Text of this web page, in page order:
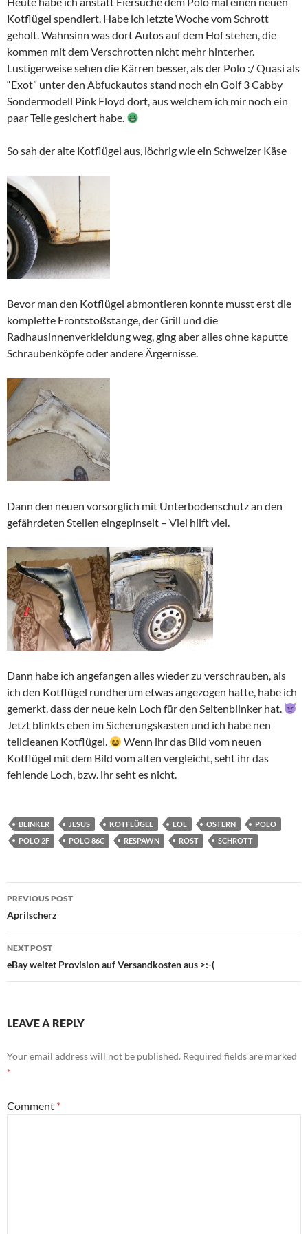
Kotflügel spendiert. Habe ich letzte Woche vom Schrott
geholt. Wahnsinn was dort Autos auf dem Hof stehen, die
kommen mit dem Verschrotten nicht mehr hinterher.
Lustigerweise sehen die Kärren besser, als der Polo :/ Quasi als
“Exot” unter den Abfuckautos stand noch ein Golf 3 Cabby
Sondermodell Pink Floyd dort, aus welchem ich mir noch ein
paar Teile gesichert habe.
So sah der alte Kotflügel aus, löchrig wie ein Schweizer Käse
Bevor man den Kotflügel abmontieren konnte musst erst die
komplette Frontstoßstange, der Grill und die
Radhausinnenverkleidung weg, ging aber alles ohne kaputte
Schraubenköpfe oder andere Ärgernisse.
Dann den neuen vorsorglich mit Unterbodenschutz an den
gefährdeten Stellen eingepinselt – Viel hilft viel.
Dann habe ich angefangen alles wieder zu verschrauben, als
ich den Kotflügel rundherum etwas angezogen hatte, habe ich
gemerkt, dass der neue kein Loch für den Seitenblinker hat.
Jetzt blinkts eben im Sicherungskasten und ich habe nen
teilcleanen Kotflügel.
Wenn ihr das Bild vom neuen
Kotflügel mit dem Bild vom alten vergleicht, seht ihr das
fehlende Loch, bzw. ihr seht es nicht.
BLINKER JESUS KOTFLÜGEL LOL OSTERN
POLO
POLO 2F
POLO 86C RESPAWN ROST SCHROTT
Post
navigation
PREVIOUS POST
Aprilscherz
NEXT POST
eBay weitet Provision auf Versandkosten aus >:-(
LEAVE A REPLY
Your email address will not be published. Required fields are marked
*
Comment *